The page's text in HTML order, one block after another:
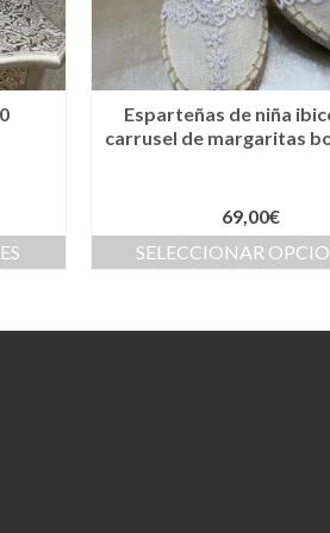
Esparteñas de niña
carrusel de margaritas
69,00€
SELECCIONAR